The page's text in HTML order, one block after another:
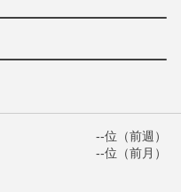
--位（前週）
--位（前月）